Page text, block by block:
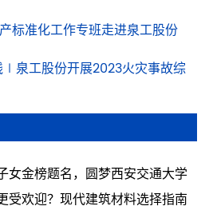
标准化工作专班走进泉工股份
泉工股份开展2023火灾事故综
女金榜题名，圆梦西安交通大学
受欢迎？现代建筑材料选择指南